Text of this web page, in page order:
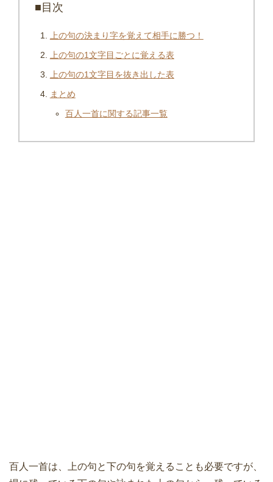
■目次
上の句の決まり字を覚えて相手に勝つ！
上の句の1文字目ごとに覚える表
上の句の1文字目を抜き出した表
まとめ
百人一首に関する記事一覧
百人一首は、上の句と下の句を覚えることも必要ですが、